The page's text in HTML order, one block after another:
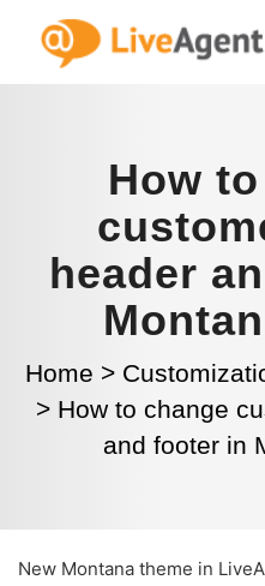
How
header
Home >
> How to change
and footer in
New Montana theme in